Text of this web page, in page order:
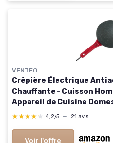
VENTEO
Crêpière Électrique
Chauffante - Cuisson
Appareil de Cuisine
de Crêpes Maison Sucrées
★★★★★
★★★★★ 4,2/5 — 21 avis
Voir l'offre